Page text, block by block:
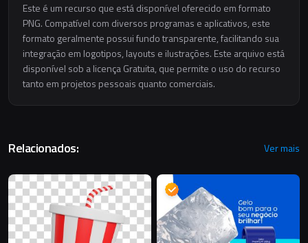
Este é um recurso que está disponível oferecido em formato
PNG. Compatível com diversos programas e aplicativos, este
formato geralmente possui fundo transparente, facilitando sua
integração em logotipos, layouts e ilustrações. Este arquivo está
disponível sob a licença Gratuita, que permite o uso do recurso
tanto em projetos pessoais quanto comerciais.
Relacionados: Ver mais